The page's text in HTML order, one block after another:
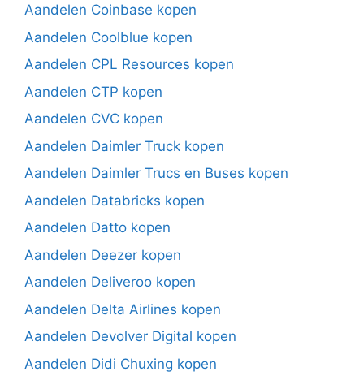
Aandelen Coinbase kopen
Aandelen Coolblue kopen
Aandelen CPL Resources kopen
Aandelen CTP kopen
Aandelen CVC kopen
Aandelen Daimler Truck kopen
Aandelen Daimler Trucs en Buses kopen
Aandelen Databricks kopen
Aandelen Datto kopen
Aandelen Deezer kopen
Aandelen Deliveroo kopen
Aandelen Delta Airlines kopen
Aandelen Devolver Digital kopen
Aandelen Didi Chuxing kopen